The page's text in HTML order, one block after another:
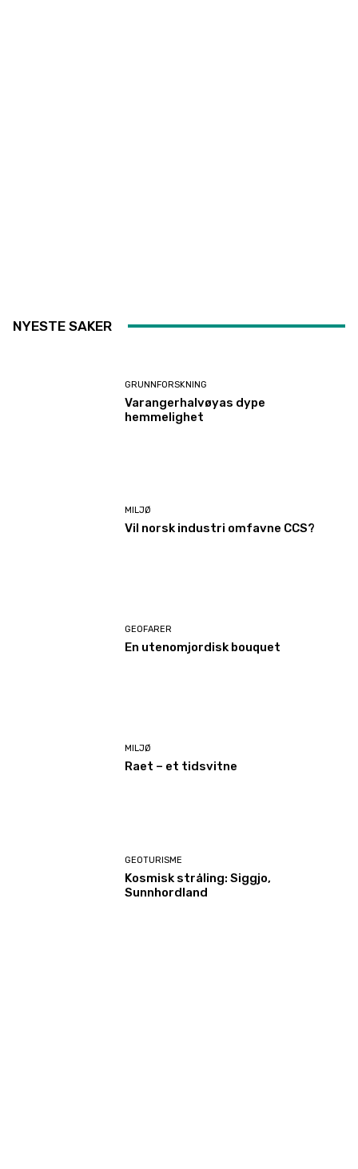
NYESTE SAKER
GRUNNFORSKNING
Varangerhalvøyas dype
hemmelighet
MILJØ
Vil norsk industri omfavne CCS?
GEOFARER
En utenomjordisk bouquet
MILJØ
Raet – et tidsvitne
GEOTURISME
Kosmisk stråling: Siggjo,
Sunnhordland